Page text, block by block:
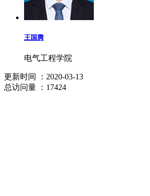
王国腾
电气工程学院
更新时间
：2020-03-13
总访问量 ：17424